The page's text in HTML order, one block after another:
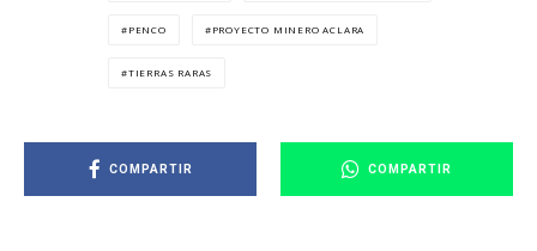
PENCO PROYECTO MINERO ACLARA
TIERRAS RARAS
COMPARTIR COMPARTIR